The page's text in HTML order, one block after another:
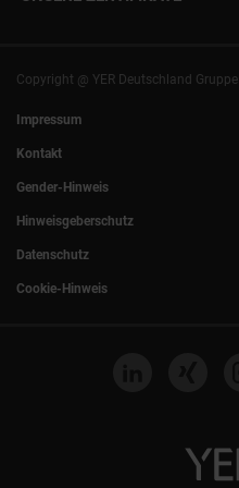
+49 (0)89 540210-0
Rostock| Berlin
Copyright @ YER Deutschland Gruppe
Impressum
Kontakt
Gender-Hinweis
Hinweisgeberschutz
Datenschutz
Cookie-Hinweis